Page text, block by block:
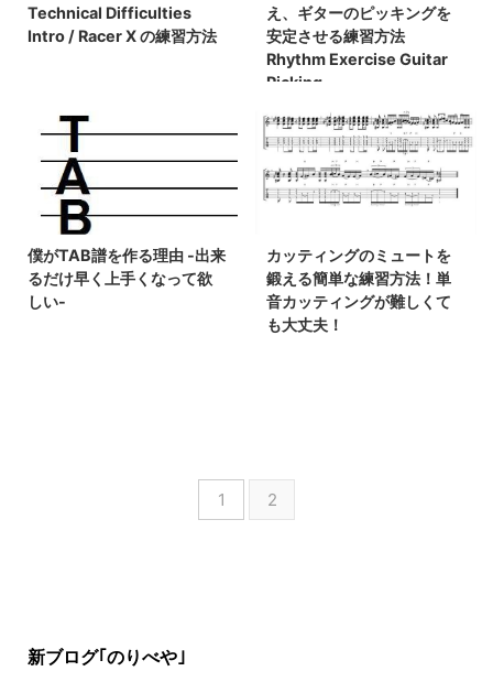
Technical Difficulties
Intro / Racer X の練習方法
え、ギターのピッキングを
安定させる練習方法
Rhythm Exercise Guitar
Picking
僕がTAB譜を作る理由 -出来
るだけ早く上手くなって欲
しい-
カッティングのミュートを
鍛える簡単な練習方法！単
音カッティングが難しくて
も大丈夫！
1 2
新ブログ｢のりべや｣